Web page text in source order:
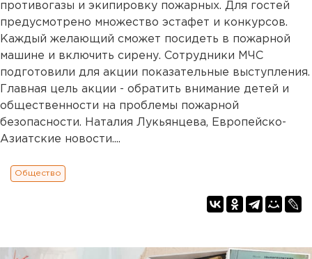
противогазы и экипировку пожарных. Для гостей
предусмотрено множество эстафет и конкурсов.
Каждый желающий сможет посидеть в пожарной
машине и включить сирену. Сотрудники МЧС
подготовили для акции показательные выступления.
Главная цель акции - обратить внимание детей и
общественности на проблемы пожарной
безопасности. Наталия Лукьянцева, Европейско-
Азиатские новости....
Общество